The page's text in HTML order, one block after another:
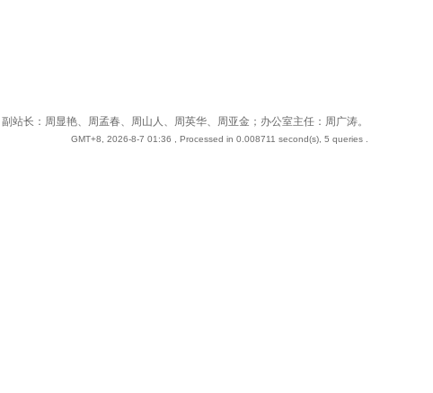
长：周显艳、周孟春、周山人、周英华、周亚金；办公室主任：周广涛。
GMT+8, 2026-8-7 01:36 , Processed in 0.008711 second(s), 5 queries .